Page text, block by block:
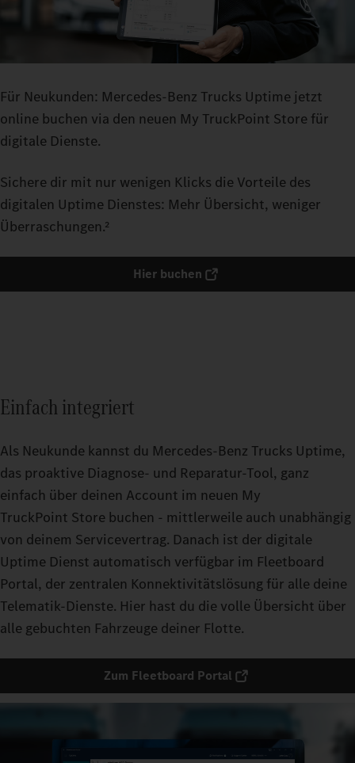
Für Neukunden: Mercedes‑Benz Trucks Uptime jetzt
online buchen via den neuen My TruckPoint Store für
digitale Dienste.
Sichere dir mit nur wenigen Klicks die Vorteile des
digitalen Uptime Dienstes: Mehr Übersicht, weniger
Überraschungen.²
Hier buchen
Einfach integriert
Als Neukunde kannst du Mercedes‑Benz Trucks Uptime,
das proaktive Diagnose- und Reparatur-Tool, ganz
einfach über deinen Account im neuen My
TruckPoint Store buchen - mittlerweile auch unabhängig
von deinem Servicevertrag. Danach ist der digitale
Uptime Dienst automatisch verfügbar im Fleetboard
Portal, der zentralen Konnektivitätslösung für alle deine
Telematik-Dienste. Hier hast du die volle Übersicht über
alle gebuchten Fahrzeuge deiner Flotte.
Zum Fleetboard Portal